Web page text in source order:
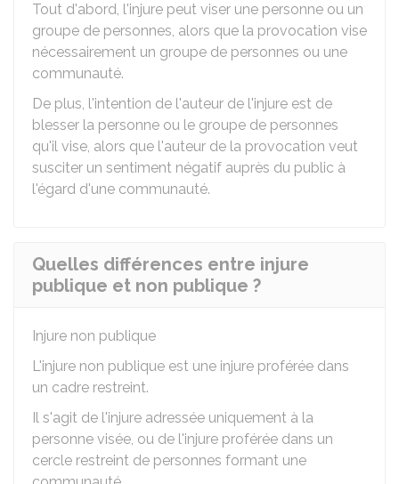
Tout d'abord, l'injure peut viser une personne ou un
groupe de personnes, alors que la provocation vise
nécessairement un groupe de personnes ou une
communauté.
De plus, l'intention de l'auteur de l'injure est de
blesser la personne ou le groupe de personnes
qu'il vise, alors que l'auteur de la provocation veut
susciter un sentiment négatif auprès du public à
l'égard d'une communauté.
Quelles différences entre injure
publique et non publique ?
Injure non publique
L'injure non publique est une injure proférée dans
un cadre restreint.
Il s'agit de l'injure adressée uniquement à la
personne visée, ou de l'injure proférée dans un
cercle restreint de personnes formant une